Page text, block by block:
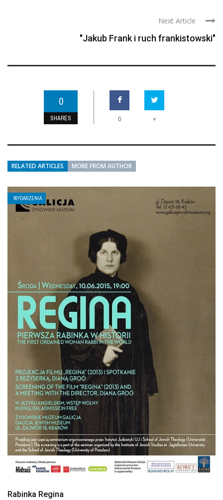
Next Article
"Jakub Frank i ruch frankistowski"
0
SHARES 0 +
RELATED ARTICLES MORE FROM AUTHOR
WYDARZENIA
Rabinka Regina